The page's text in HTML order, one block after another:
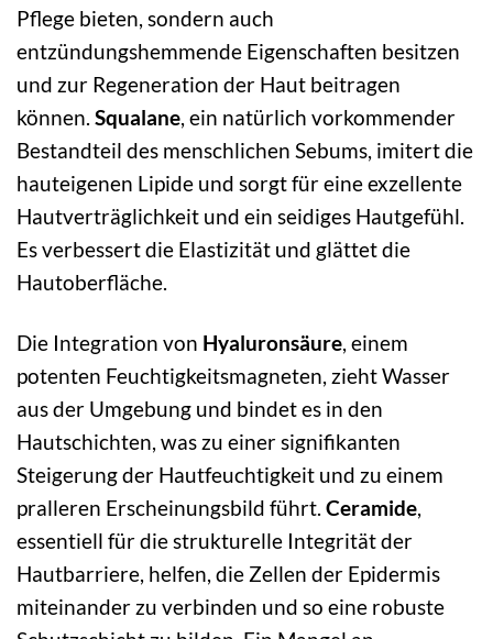
Pflege bieten, sondern auch
entzündungshemmende Eigenschaften besitzen
und zur Regeneration der Haut beitragen
können. Squalane, ein natürlich vorkommender
Bestandteil des menschlichen Sebums, imitert die
hauteigenen Lipide und sorgt für eine exzellente
Hautverträglichkeit und ein seidiges Hautgefühl.
Es verbessert die Elastizität und glättet die
Hautoberfläche.
Die Integration von Hyaluronsäure, einem
potenten Feuchtigkeitsmagneten, zieht Wasser
aus der Umgebung und bindet es in den
Hautschichten, was zu einer signifikanten
Steigerung der Hautfeuchtigkeit und zu einem
pralleren Erscheinungsbild führt. Ceramide,
essentiell für die strukturelle Integrität der
Hautbarriere, helfen, die Zellen der Epidermis
miteinander zu verbinden und so eine robuste